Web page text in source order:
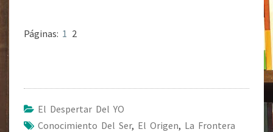
Páginas: 1 2
El Despertar Del YO
Conocimiento Del Ser, El Origen, La Frontera